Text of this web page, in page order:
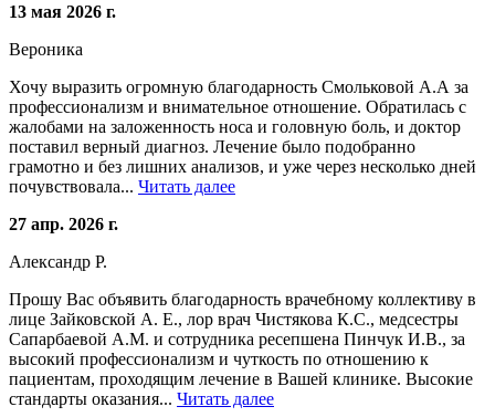
13 мая 2026 г.
Вероника
Хочу выразить огромную благодарность Смольковой А.А за
профессионализм и внимательное отношение. Обратилась с
жалобами на заложенность носа и головную боль, и доктор
поставил верный диагноз. Лечение было подобранно
грамотно и без лишних анализов, и уже через несколько дней
почувствовала... Читать далее
27 апр. 2026 г.
Александр Р.
Прошу Вас объявить благодарность врачебному коллективу в
лице Зайковской А. Е., лор врач Чистякова К.С., медсестры
Сапарбаевой А.М. и сотрудника ресепшена Пинчук И.В., за
высокий профессионализм и чуткость по отношению к
пациентам, проходящим лечение в Вашей клинике. Высокие
стандарты оказания... Читать далее